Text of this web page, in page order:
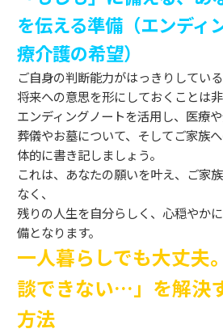
を伝える準備（エンディ
療介護の希望）
ご自身の判断能力がはっきりしている
将来への意思を形にしておくことは非
エンディングノートを活用し、医療や
葬儀やお墓について、そしてご家族
体的に書き記しましょう。
これは、あなたの願いを叶え、ご家
なく、
残りの人生を自分らしく、心穏やか
備となります。
一人暮らしでも大丈夫
談できない…」を解決
方法